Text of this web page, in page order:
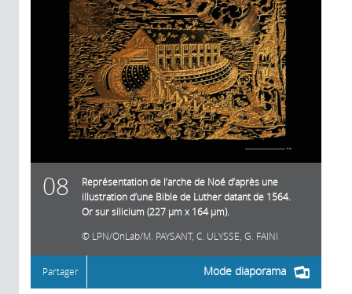
08
Représentation de l’arche de Noé d’après une
illustration d’une Bible de Luther datant de 1564.
Or sur silicium (227 µm x 164 µm).
LPN/OnLab/M. PAYSANT, C. ULYSSE, G. FAINI
Mode diaporama
Partager